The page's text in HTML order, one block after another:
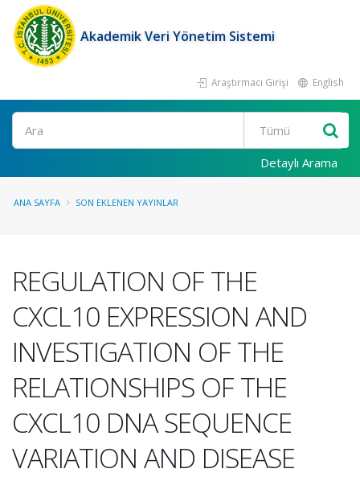
Akademik Veri Yönetim Sistemi
Araştırmacı Girişi English
Ara
Detaylı Arama
ANA SAYFA SON EKLENEN YAYINLAR
REGULATION OF THE
CXCL10 EXPRESSION AND
INVESTIGATION OF THE
RELATIONSHIPS OF THE
CXCL10 DNA SEQUENCE
VARIATION AND DISEASE